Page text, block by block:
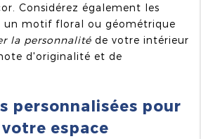
Considérez également les
un motif floral ou géométrique
la personnalité de votre intérieur
d'originalité et de
personnalisées pour
espace